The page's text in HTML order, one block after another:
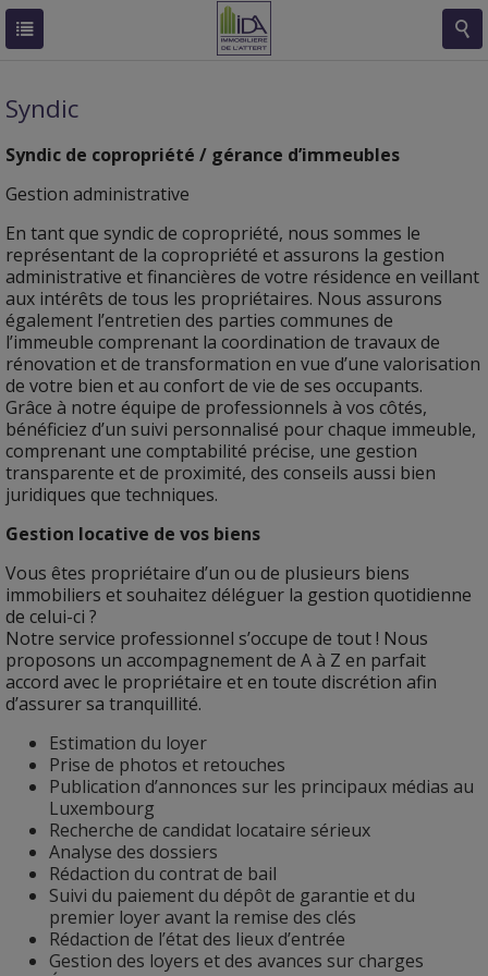
Syndic
Syndic de copropriété / gérance d’immeubles
Gestion administrative
En tant que syndic de copropriété, nous sommes le
représentant de la copropriété et assurons la gestion
administrative et financières de votre résidence en veillant
aux intérêts de tous les propriétaires. Nous assurons
également l’entretien des parties communes de
l’immeuble comprenant la coordination de travaux de
rénovation et de transformation en vue d’une valorisation
de votre bien et au confort de vie de ses occupants.
Grâce à notre équipe de professionnels à vos côtés,
bénéficiez d’un suivi personnalisé pour chaque immeuble,
comprenant une comptabilité précise, une gestion
transparente et de proximité, des conseils aussi bien
juridiques que techniques.
Gestion locative de vos biens
Vous êtes propriétaire d’un ou de plusieurs biens
immobiliers et souhaitez déléguer la gestion quotidienne
de celui-ci ?
Notre service professionnel s’occupe de tout ! Nous
proposons un accompagnement de A à Z en parfait
accord avec le propriétaire et en toute discrétion afin
d’assurer sa tranquillité.
Estimation du loyer
Prise de photos et retouches
Publication d’annonces sur les principaux médias au
Luxembourg
Recherche de candidat locataire sérieux
Analyse des dossiers
Rédaction du contrat de bail
Suivi du paiement du dépôt de garantie et du
premier loyer avant la remise des clés
Rédaction de l’état des lieux d’entrée
Gestion des loyers et des avances sur charges